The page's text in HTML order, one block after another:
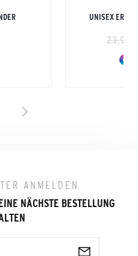
UNISEX
23,99
ANMELDEN
NÄCHSTE BESTELLUNG